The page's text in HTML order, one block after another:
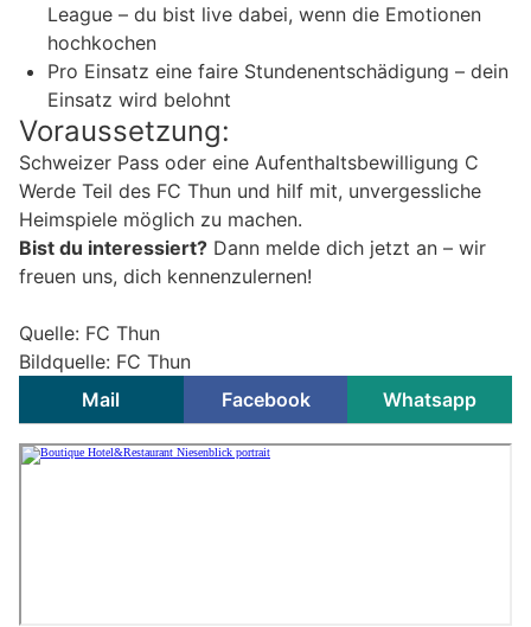
League – du bist live dabei, wenn die Emotionen
hochkochen
Pro Einsatz eine faire Stundenentschädigung – dein
Einsatz wird belohnt
Voraussetzung:
Schweizer Pass oder eine Aufenthaltsbewilligung C
Werde Teil des FC Thun und hilf mit, unvergessliche
Heimspiele möglich zu machen.
Bist du interessiert? Dann melde dich jetzt an – wir
freuen uns, dich kennenzulernen!
Quelle: FC Thun
Bildquelle: FC Thun
Mail
Facebook Whatsapp